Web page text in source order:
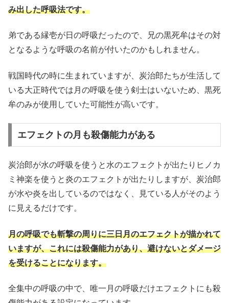
み出した呼吸法です。
弟である縁壱が日の呼吸だったので、兄の黒死牟はその対
となるような呼吸の名前が付いたのかもしれません。
戦国時代の時に生まれていますが、炭治郎たちが生活して
いる大正時代では月の呼吸を使う剣士はいないため、黒死
牟のみが使用していた可能性が高いです。
エフェクトの月も殺傷能力がある
炭治郎が水の呼吸を使うと水のエフェクトが出たりヒノカ
ミ神楽を使うと炎のエフェクトが出たりしますが、炭治郎
が水や炎を出しているのではなく、見ている人がそのよう
に見えるだけです。
月の呼吸でも斬撃の周りに三日月のエフェクトが描かれて
いますが、これには殺傷能力があり、避けないとダメージ
を受けることになります。
全集中の呼吸の中で、唯一月の呼吸だけエフェクトにも殺